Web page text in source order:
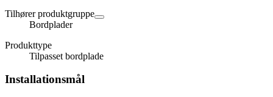
Tilhører produktgruppe
Bordplader
Produkttype
Tilpasset bordplade
Installationsmål